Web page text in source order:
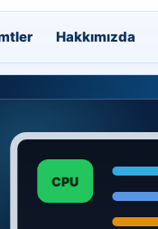
Hakkımızda
CPU